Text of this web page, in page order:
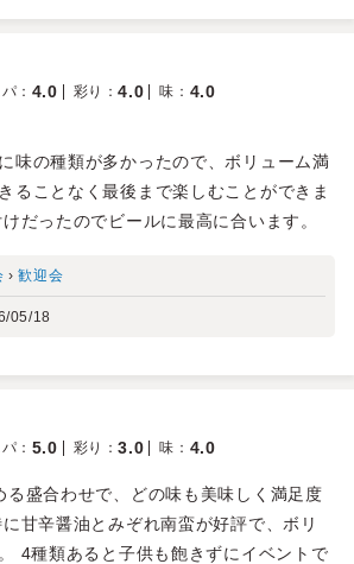
： 4.0 彩り ：4.0 味 ： 4.0
味の種類が多かったので、ボリューム満
ることなく最後まで楽しむことができま
だったのでビールに最高に合います。
›歓迎会
05/18
： 5.0 彩り ：3.0 味 ： 4.0
る盛合わせで、どの味も美味しく満足度
甘辛醤油とみぞれ南蛮が好評で、ボリ
4種類あると子供も飽きずにイベントで